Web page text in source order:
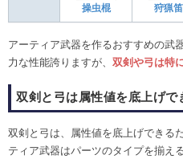
操虫棍 狩猟笛
アーティア武器を作るおすすめの武
力な性能誇りますが、 双剣や弓は特
双剣と弓は属性値を底上げで
双剣と弓は、属性値を底上げできる
ティア武器はパーツのタイプを揃える